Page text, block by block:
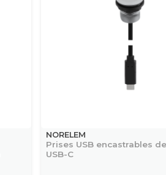
NORELEM
Prises USB encastrables
USB-C